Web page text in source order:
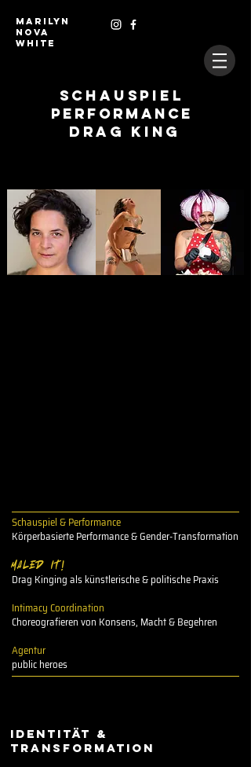
MARILYN
NOVA
WHITE
SCHAUSPIEL
PERFORMANCE
DRAG
KING
Schauspiel & Performance
Körperbasierte Performance & Gender-Transformation
MALED IT!
Drag Kinging als künstlerische & politische Praxis
Intimacy Coordination
Choreografieren von Konsens, Macht & Begehren
Agentur
public heroes
IDENTITÄT &
TRANSFORMATION